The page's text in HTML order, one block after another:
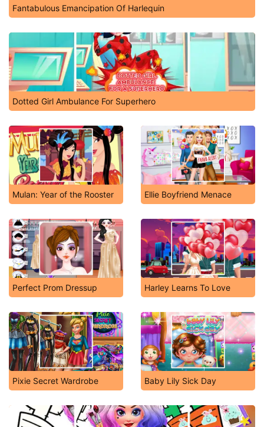
Fantabulous Emancipation Of Harlequin
Dotted Girl Ambulance For Superhero
Mulan: Year of the Rooster Ellie Boyfriend Menace
Perfect Prom Dressup Harley Learns To Love
Pixie Secret Wardrobe Baby Lily Sick Day